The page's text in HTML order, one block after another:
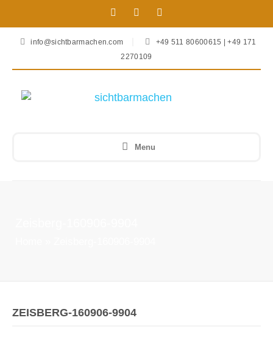
info@sichtbarmachen.com
+49 511 80600615 | +49 171
2270109
Menu
ZEISBERG-160906-9904